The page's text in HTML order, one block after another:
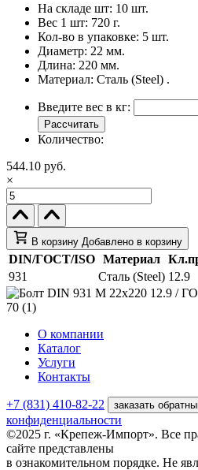
На складе шт: 10 шт.
Вес 1 шт: 720 г.
Кол-во в упаковке: 5 шт.
Диаметр: 22 мм.
Длина: 220 мм.
Материал: Сталь (Steel) .
Введите вес в кг:
Рассчитать
Количество:
544.10 руб.
×
В корзину Добавлено в корзину
DIN/ГОСТ/ISO Материал
931
Сталь (Steel) 12.9
О компании
Каталог
Услуги
Контакты
+7 (831) 410-82-22 заказать
конфиденциальности
©2025 г. «Крепеж-Импорт». Все
сайте представлены
в ознакомительном порядке. Не